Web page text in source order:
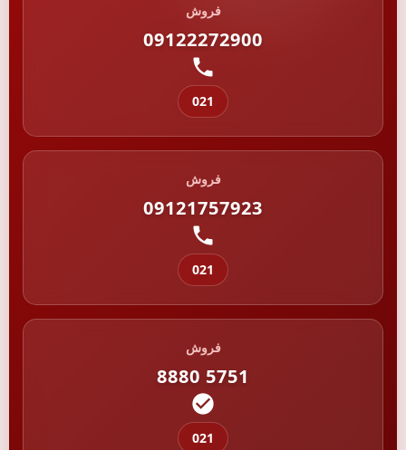
فروش
09122272900
021
فروش
09121757923
021
فروش
8880 5751
021